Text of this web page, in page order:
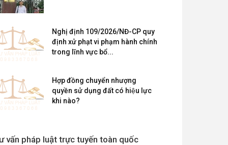
Nghị định 109/2026/NĐ-CP quy
định xử phạt vi phạm hành chính
trong lĩnh vực bổ...
Hợp đồng chuyển nhượng
quyền sử dụng đất có hiệu lực
khi nào?
vấn pháp luật trực tuyến toàn quốc